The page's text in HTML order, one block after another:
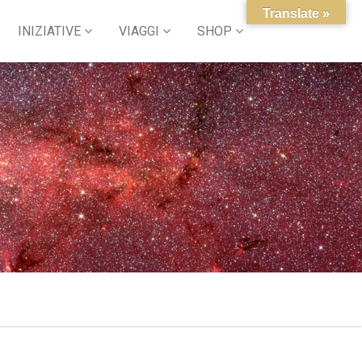
INIZIATIVE VIAGGI SHOP
Translate »